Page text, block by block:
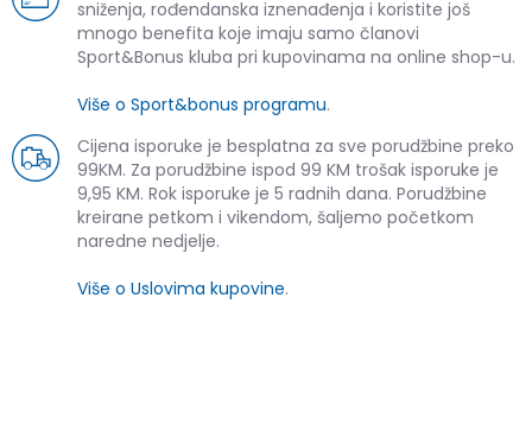
sniženja, rođendanska iznenađenja i koristite još
mnogo benefita koje imaju samo članovi
Sport&Bonus kluba pri kupovinama na online shop-u.
Više o Sport&bonus programu.
Cijena isporuke je besplatna za sve porudžbine preko
99KM. Za porudžbine ispod 99 KM trošak isporuke je
9,95 KM. Rok isporuke je 5 radnih dana. Porudžbine
kreirane petkom i vikendom, šaljemo početkom
naredne nedjelje.
Više o Uslovima kupovine.